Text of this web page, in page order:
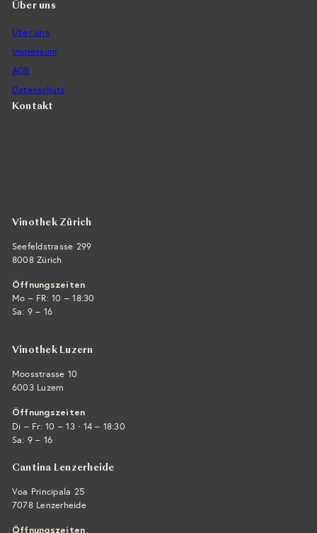
Über uns
Über uns
Impressum
AGB
Datenschutz
Kontakt
Vinothek Zürich
Seefeldstrasse 299
8008 Zürich
Öffnungszeiten
Mo – FR: 10 – 18:30
Sa: 9 – 16
Vinothek Luzern
Moosstrasse 10
6003 Luzern
Öffnungszeiten
Di – Fr: 10 – 13 · 14 – 18:30
Sa: 9 – 16
Cantina Lenzerheide
Voa Principala 25
7078 Lenzerheide
Öffnungszeiten